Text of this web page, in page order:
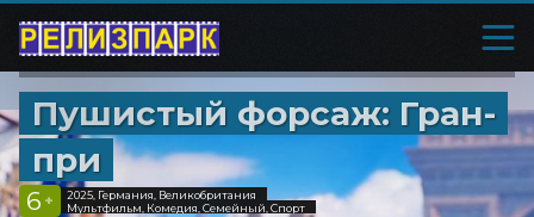
Пушистый форсаж: Гран-
при
6 +
2025, Германия, Великобритания
Мультфильм, Комедия, Семейный, Спорт